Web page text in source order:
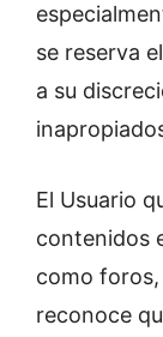
se reserva
a su
El Usuario
contenidos
como
reconoce